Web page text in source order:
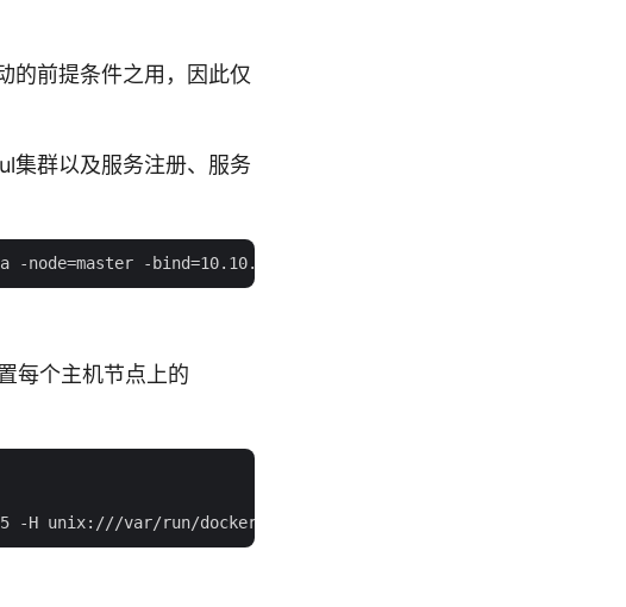
的前提条件之用，因此仅
集群以及服务注册、服务
每个主机节点上的